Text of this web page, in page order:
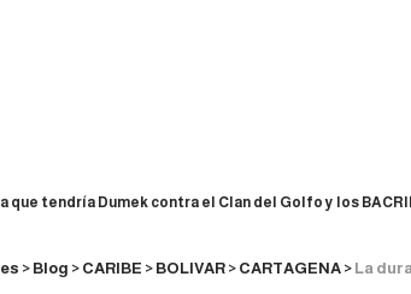
que tendría Dumek contra el Clan del Golfo y los
> Blog > CARIBE > BOLIVAR > CARTAGENA > La dura